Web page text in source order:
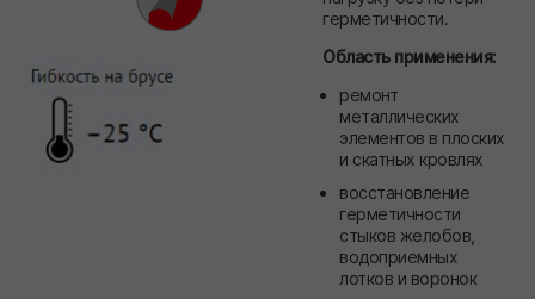
герметичности.
Область применения:
ремонт
металлических
элементов в плоских
и скатных кровлях
восстановление
герметичности
стыков желобов,
водоприемных
лотков и воронок